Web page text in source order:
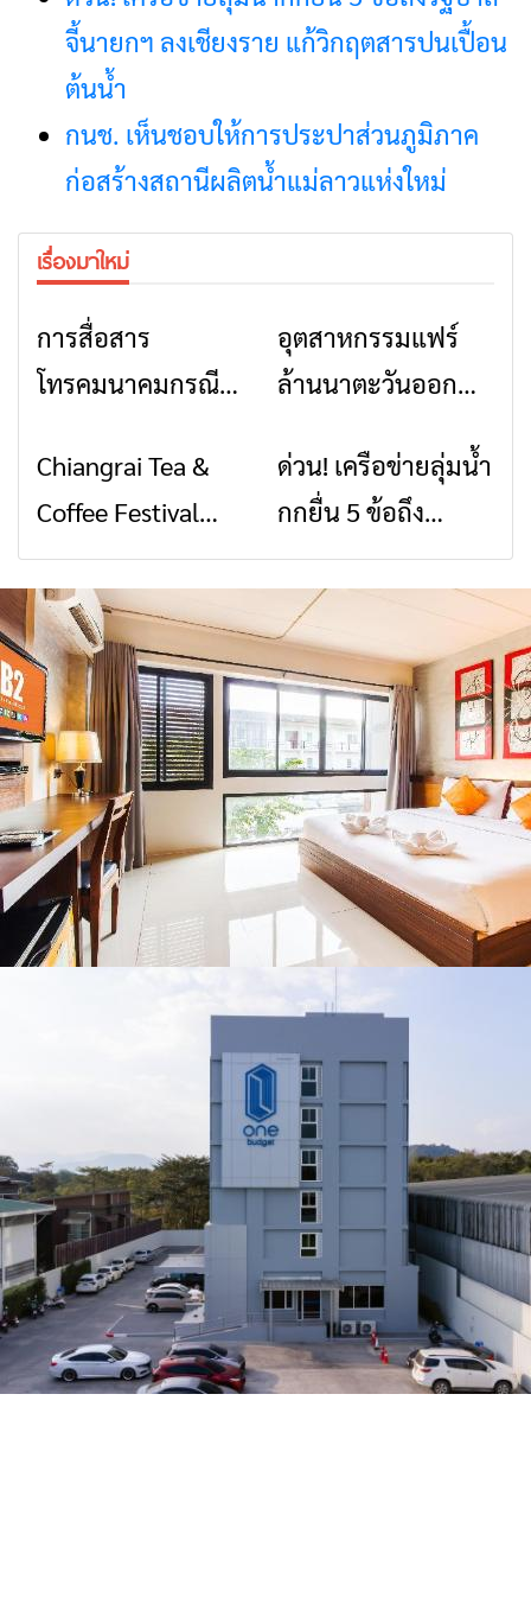
จี้นายกฯ ลงเชียงราย แก้วิกฤตสารปนเปื้อน
ต้นน้ำ
กนช. เห็นชอบให้การประปาส่วนภูมิภาค
ก่อสร้างสถานีผลิตน้ำแม่ลาวแห่งใหม่
เรื่องมาใหม่
การสื่อสาร
โทรคมนาคมกรณีภัย
สัญญาณขาด การ
สื่อสารต้องไม่หยุด
ข่าวเชียงราย
อุตสาหกรรมแฟร์
ล้านนาตะวันออก
สินค้าเด่น และเสน่ห์
วัฒนธรรมจาก 4
จังหวัด เชียงราย
พะเยา แพร่ และ
น่าน พร้อมชม
คอนเสิร์ตจากศิลปิน
ชื่อดังตลอด 5 วัน
ข่าวเชียงราย
Chiangrai Tea &
Coffee Festival
2026
ข่าวเชียงราย
ด่วน! เครือข่ายลุ่มน้ำ
กกยื่น 5 ข้อถึง
รัฐบาล จี้นายกฯ ลง
เชียงราย แก้วิกฤต
สารปนเปื้อนต้นน้ำ